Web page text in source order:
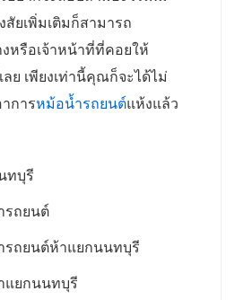
ยเพิ่มเติมก็สามารถ
หรือเจ้าหน้าที่ที่คอยให้
ย เพียงเท่านี้คุณก็จะได้ไม่
การหม้อน้ำรถยนต์แห้งแล้ว
ทบุรี
รถยนต์
ถยนต์ห้าแยกนนทบุรี
แยกนนทบุรี